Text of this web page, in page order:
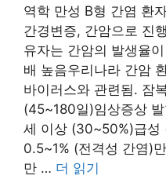
역학 만성 B형 간염 환
간경변증, 간암으로 진
유자는 간암의 발생율
배 높음우리나라 간암
바이러스와 관련됨. 잠
(45~180일)임상증상
세 이상 (30~50%)급성
0.5~1% (전격성 간염)
만 … 더 읽기